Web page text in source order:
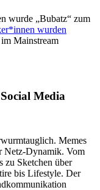
wurde „Bubatz“ zum
wurden
im Mainstream
Media
Memes
Netz-Dynamik. Vom
zu Sketchen über
bis Lifestyle. Der